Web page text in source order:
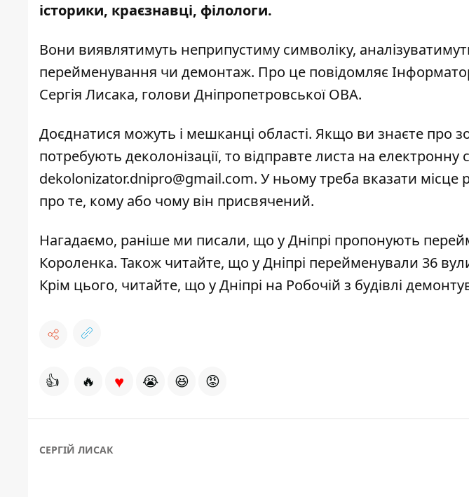
історики, краєзнавці, філологи.
Вони виявлятимуть неприпустиму символіку,
перейменування чи демонтаж. Про це повідомляє
Сергія Лисака, голови Дніпропетровської ОВА.
Доєднатися можуть і мешканці області. Якщо ви знаєте про
потребують деколонізації, то відправте листа на електронну
dekolonizator.dnipro@gmail.com. У ньому треба вказати місце
про те, кому або чому він присвячений.
Нагадаємо, раніше ми писали, що уДніпрі пропонують
Короленка. Також читайте, що у Дніпрі перейменували 36
Крім цього, читайте, що у Дніпрі на Робочій з будівлі
👍 🔥 ♥ 😭 😆 😡
СЕРГІЙ ЛИСАК